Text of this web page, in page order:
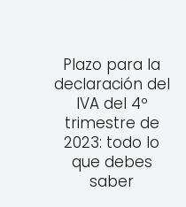
Plazo para la
declaración del
IVA del 4º
trimestre de
2023: todo lo
que debes
saber